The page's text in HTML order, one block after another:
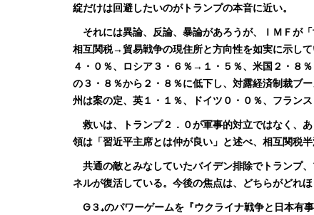
綻だけは回避したいのがトランプの本音に近い。
それには異論、反論、暴論があろうが、ＩＭＦが
相互関税→貿易戦争の現住所と方向性を如実に示し
４・０％、ロシア３・６％→１・５％、米国２・８
の３・８％から２・８％に低下し、対露経済制裁ブ
州は案の定、英１・１％、ドイツ０・０％、フランス
救いは、トランプ２．０が軍事的対立ではなく、
領は「習近平主席とは仲が良い」と述べ、相互関税
共通の敵とみなしていたバイデン排除でトランプ
ネルが復活している。今後の焦点は、どちらがどれ
G３₊のパワーゲームを『ウクライナ戦争と日本有